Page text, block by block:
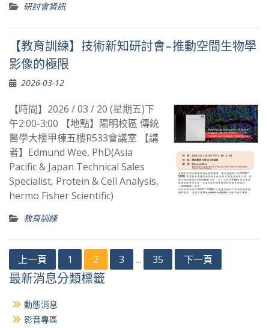
研討會資訊
【教育訓練】技術新知研討會-推動空間生物學
影像的極限
2026-03-12
【時間】2026 / 03 / 20 (星期五)下
午2:00-3:00 【地點】陽明校區 傳統
醫學大樓甲棟五樓R533會議室 【講
者】Edmund Wee, PhD(Asia
Pacific & Japan Technical Sales
Specialist, Protein & Cell Analysis,
hermo Fisher Scientific)
教育訓練
章
頁
上一頁 1 2 3 ... 35 下一頁
最新消息分類標籤
動態消息
影音專區